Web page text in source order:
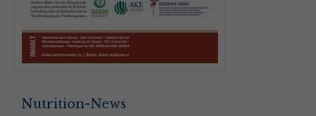
Nutrition-News